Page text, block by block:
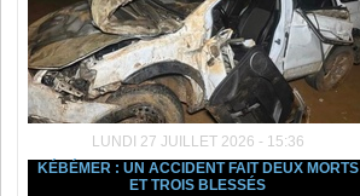
LUNDI 27 JUILLET 2026 - 15:36
KÉBÉMER : UN ACCIDENT FAIT DEUX MORTS
ET TROIS BLESSÉS